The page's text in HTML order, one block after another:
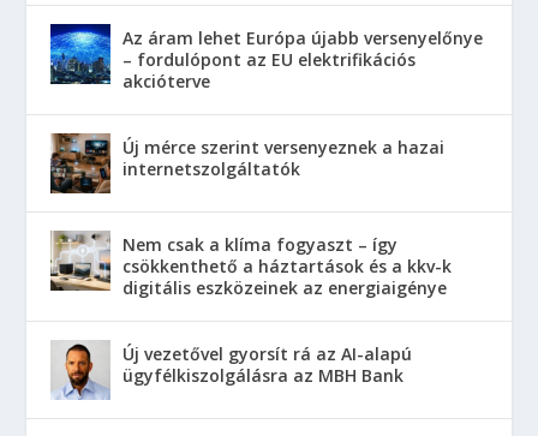
Az áram lehet Európa újabb versenyelőnye
– fordulópont az EU elektrifikációs
akcióterve
Új mérce szerint versenyeznek a hazai
internetszolgáltatók
Nem csak a klíma fogyaszt – így
csökkenthető a háztartások és a kkv-k
digitális eszközeinek az energiaigénye
Új vezetővel gyorsít rá az AI-alapú
ügyfélkiszolgálásra az MBH Bank